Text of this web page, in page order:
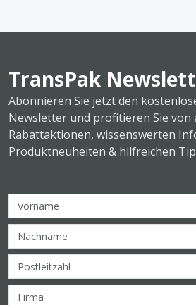
TransPak
Abonnieren Sie jetzt den
Newsletter und profitieren Sie von
Rabattaktionen, wissenswerten
Produktneuheiten & hilfreichen